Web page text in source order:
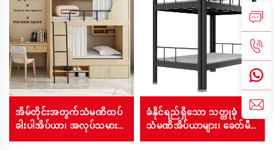
အိမ်တိုင်းအတွက်သံမဏိထပ်
ခါးပါအိပ်ယာ၊ အလုပ်သမား
နေရာအတွက်အိပ်ယာ၊
ခံနိုင်ရည်ရှိသော သတ္တုခုံ
သံမဏိအိပ်ယာများ၊ ခေတ်မီ
ဒီဇိုင်းပါသော တွဲအိပ်ယာများ၊